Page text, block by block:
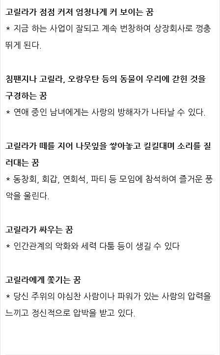
고릴라가 점점 커져 엄청나게 커 보이는 꿈
* 지금 하는 사업이 잘되고 계속 번창하여 상장회사로 껑충
뛰게 된다.
침팬지나 고릴라, 오랑우탄 등의 동물이 우리에 갇힌 것을
구경하는 꿈
* 연애 중인 남녀에게는 사랑의 방해자가 나타날 수 있다.
고릴라가 떼를 지어 나뭇잎을 쌓아놓고 킬킬대며 소리를 질
러대는 꿈
* 동창회, 회갑, 연회석, 파티 등 모임에 참석하여 즐거운 풍
악을 울린다.
고릴라가 싸우는 꿈
* 인간관계의 악화와 세력 다툼 등이 생길 수 있다
고릴라에게 쫓기는 꿈
* 당신 주위의 야심찬 사람이나 파워가 있는 사람의 압력을
느끼고 정신적으로 압박을 받고 있다.